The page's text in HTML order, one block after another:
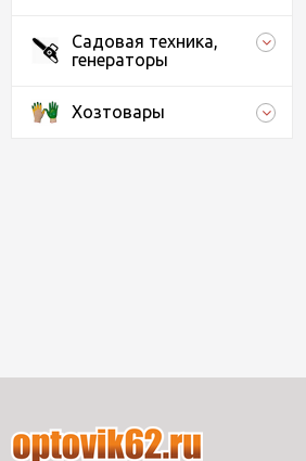
Садовая техника,
генераторы
Хозтовары